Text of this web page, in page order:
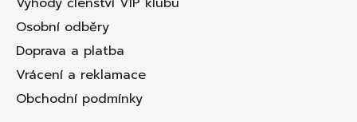
Osobní odběry
Doprava a platba
Vrácení a reklamace
Obchodní podmínky